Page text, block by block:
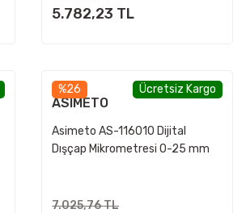
5.782,23 TL
%26 Ücretsiz Kargo
ASIMETO
Asimeto AS-116010 Dijital
Dışçap Mikrometresi 0-25 mm
7.025,76 TL